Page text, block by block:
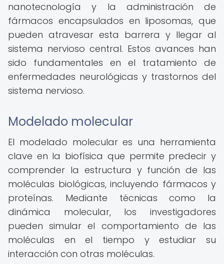
nanotecnología y la administración de
fármacos encapsulados en liposomas, que
pueden atravesar esta barrera y llegar al
sistema nervioso central. Estos avances han
sido fundamentales en el tratamiento de
enfermedades neurológicas y trastornos del
sistema nervioso.
Modelado molecular
El modelado molecular es una herramienta
clave en la biofísica que permite predecir y
comprender la estructura y función de las
moléculas biológicas, incluyendo fármacos y
proteínas. Mediante técnicas como la
dinámica molecular, los investigadores
pueden simular el comportamiento de las
moléculas en el tiempo y estudiar su
interacción con otras moléculas.